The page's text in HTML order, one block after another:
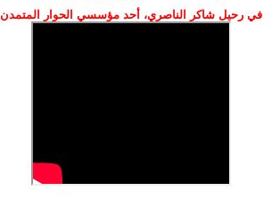
في رحيل شاكر الناصري، أحد مؤسسي الحوار المتمدن